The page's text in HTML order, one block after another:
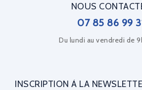
NOUS
07 85 86 99
Du lundi au vendredi de
INSCRIPTION À LA